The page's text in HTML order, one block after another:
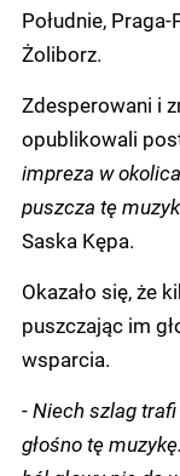
Południe,
Żoliborz.
Zdesperowani i
opublikowali
impreza w
puszcza tę
Saska Kępa.
Okazało się, że
puszczając im
wsparcia.
-Niech szlag
głośno tę